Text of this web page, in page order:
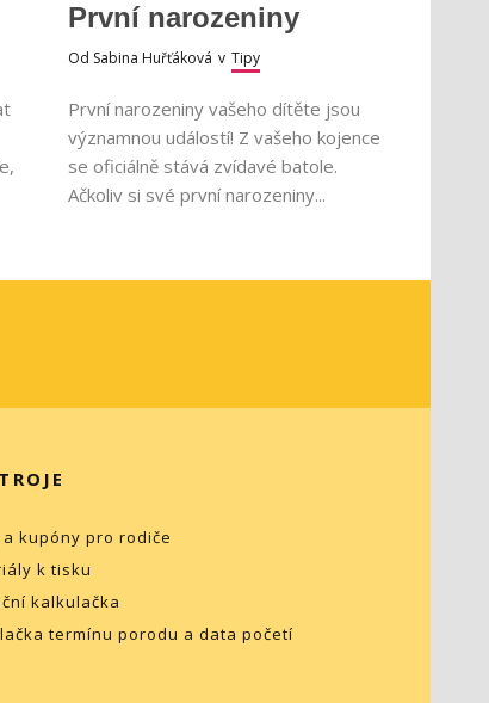
První narozeniny
Od Sabina Huřťáková v Tipy
První narozeniny vašeho dítěte jsou
významnou událostí! Z vašeho kojence
se oficiálně stává zvídavé batole.
Ačkoliv si své první narozeniny...
a kupóny pro rodiče
k tisku
kalkulačka
termínu porodu a data početí